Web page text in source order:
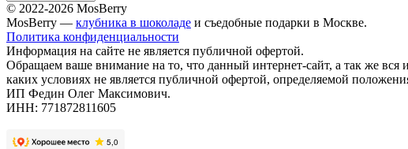
© 2022-2026 MosBerry
MosBerry — клубника в шоколаде и съедобные подарки в Москве.
Политика конфиденциальности
Информация на сайте не является публичной офертой.
Обращаем ваше внимание на то, что данный интернет-сайт, а так же
каких условиях не является публичной офертой, определяемой
ИП Федин Олег Максимович.
ИНН: 771872811605